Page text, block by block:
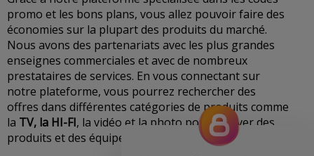
promo et les bons plans, vous allez pouvoir faire des
économies sur la plupart des produits du marché.
Nous avons des partenariats avec les plus grandes
enseignes commerciales et avec de nombreux
prestataires de services. En vous connectant sur
notre plateforme, vous pourrez rechercher des
offres dans différentes catégories de produits comme
la TV, la HI-FI, la vidéo et la photo pour trouver des
produits et des équipements pas cher.